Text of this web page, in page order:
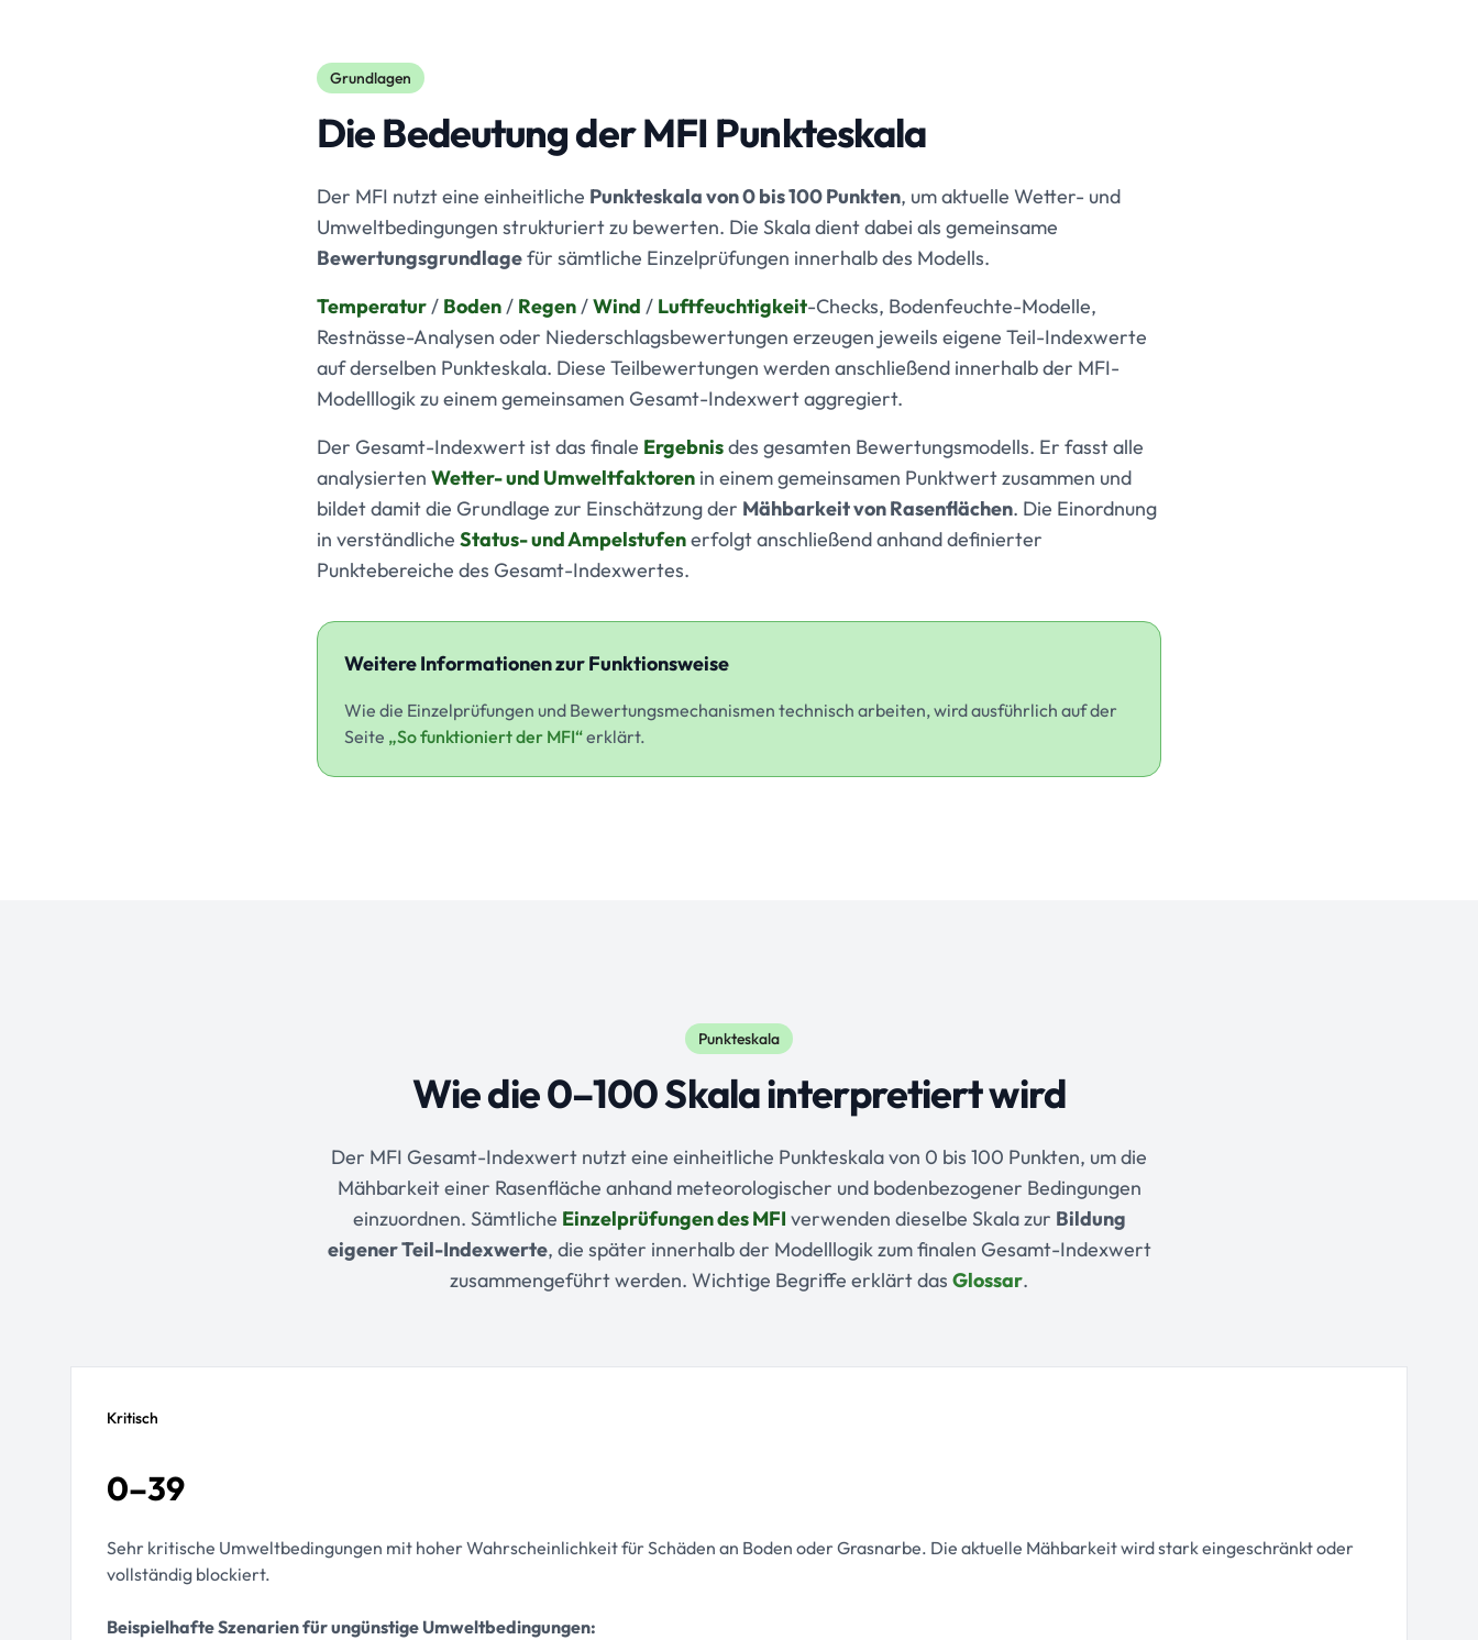
Grundlagen
Die Bedeutung der MFI Punkteskala
Der MFI nutzt eine einheitliche Punkteskala von 0 bis 100 Punkten, um aktuelle Wetter- und
Umweltbedingungen strukturiert zu bewerten. Die Skala dient dabei als gemeinsame
Bewertungsgrundlagefür sämtliche Einzelprüfungen innerhalb des Modells.
Temperatur/ Boden/ Regen/Wind / Luftfeuchtigkeit-Checks, Bodenfeuchte-Modelle,
Restnässe-Analysen oder Niederschlagsbewertungen erzeugen jeweils eigene Teil-Indexwerte
auf derselben Punkteskala. Diese Teilbewertungen werden anschließend innerhalb der MFI-
Modelllogik zu einem gemeinsamen Gesamt-Indexwert aggregiert.
Der Gesamt-Indexwert ist das finale Ergebnisdes gesamten Bewertungsmodells. Er fasst alle
analysierten Wetter- und Umweltfaktoren in einem gemeinsamen Punktwert zusammen und
bildet damit die Grundlage zur Einschätzung der Mähbarkeit von Rasenflächen. Die Einordnung
in verständliche Status- und Ampelstufenerfolgt anschließend anhand definierter
Punktebereiche des Gesamt-Indexwertes.
Weitere Informationen zur Funktionsweise
Wie die Einzelprüfungen und Bewertungsmechanismen technisch arbeiten, wird ausführlich auf der
Seite „So funktioniert der MFI“erklärt.
Punkteskala
Wie die 0–100 Skala interpretiert wird
Der MFI Gesamt-Indexwert nutzt eine einheitliche Punkteskala von 0 bis 100 Punkten, um die
Mähbarkeit einer Rasenfläche anhand meteorologischer und bodenbezogener Bedingungen
einzuordnen. Sämtliche Einzelprüfungen des MFI verwenden dieselbe Skala zur Bildung
eigener Teil-Indexwerte, die später innerhalb der Modelllogik zum finalen Gesamt-Indexwert
zusammengeführt werden. Wichtige Begriffe erklärt das Glossar.
Kritisch
0–39
Sehr kritische Umweltbedingungen mit hoher Wahrscheinlichkeit für Schäden an Boden oder Grasnarbe. Die aktuelle Mähbarkeit wird stark eingeschränkt oder
vollständig blockiert.
Beispielhafte Szenarien für ungünstige Umweltbedingungen: